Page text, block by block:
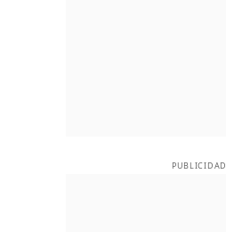
PUBLICIDAD